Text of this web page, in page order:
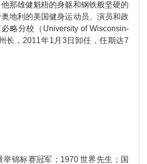
那雄健魁梧的身躯和钢铁般坚硬的
地利的美国健身运动员、演员和政
略分校（University of Wisconsin-
长，2011年1月3日卸任，任期达7
锦标赛冠军；1970 世界先生；国